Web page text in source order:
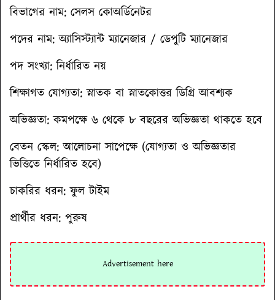
বিভাগের নাম: সেলস কোঅর্ডিনেটর
পদের নাম:অ্যাসিস্ট্যান্ট ম্যানেজার / ডেপুটি ম্যানেজার
পদ সংখ্যা: নির্ধারিত নয়
শিক্ষাগত যোগ্যতা:স্নাতক বা স্নাতকোত্তর ডিগ্রি আবশ্যক
অভিজ্ঞতা:কমপক্ষে ৬ থেকে ৮ বছরের অভিজ্ঞতা থাকতে হবে
বেতন স্কেল:আলোচনা সাপেক্ষে (যোগ্যতা ও অভিজ্ঞতার
ভিত্তিতে নির্ধারিত হবে)
চাকরির ধরন: ফুল টাইম
প্রার্থীর ধরন: পুরুষ